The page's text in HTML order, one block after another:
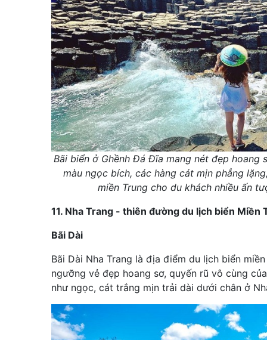
Bãi biển ở Ghềnh Đá Đĩa mang nét đẹp hoang
màu ngọc bích, các hàng cát mịn phẳng
miền Trung cho du khách nhiều ấn
11. Nha Trang - thiên đường du lịch biển Miền
Bãi Dài
Bãi Dài Nha Trang là địa điểm du lịch biển
ngưỡng vẻ đẹp hoang sơ, quyến rũ vô cùng
như ngọc, cát trắng mịn trải dài dưới chân ở